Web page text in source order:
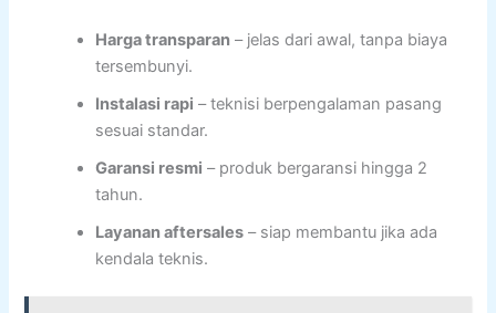
Harga transparan – jelas dari awal, tanpa biaya
tersembunyi.
Instalasi rapi – teknisi berpengalaman pasang
sesuai standar.
Garansi resmi – produk bergaransi hingga 2
tahun.
Layanan aftersales – siap membantu jika ada
kendala teknis.